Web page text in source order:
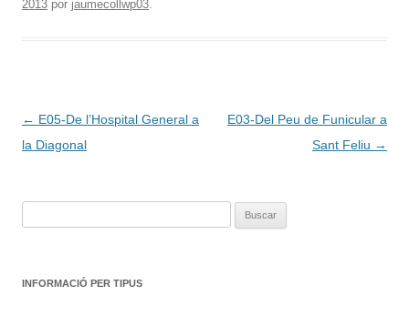
2013 por jaumecollwp03
Navegación
de
← E05-De l’Hospital General a
la Diagonal
E03-Del Peu de Funicular a
Sant Feliu →
INFORMACIÓ PER TIPUS